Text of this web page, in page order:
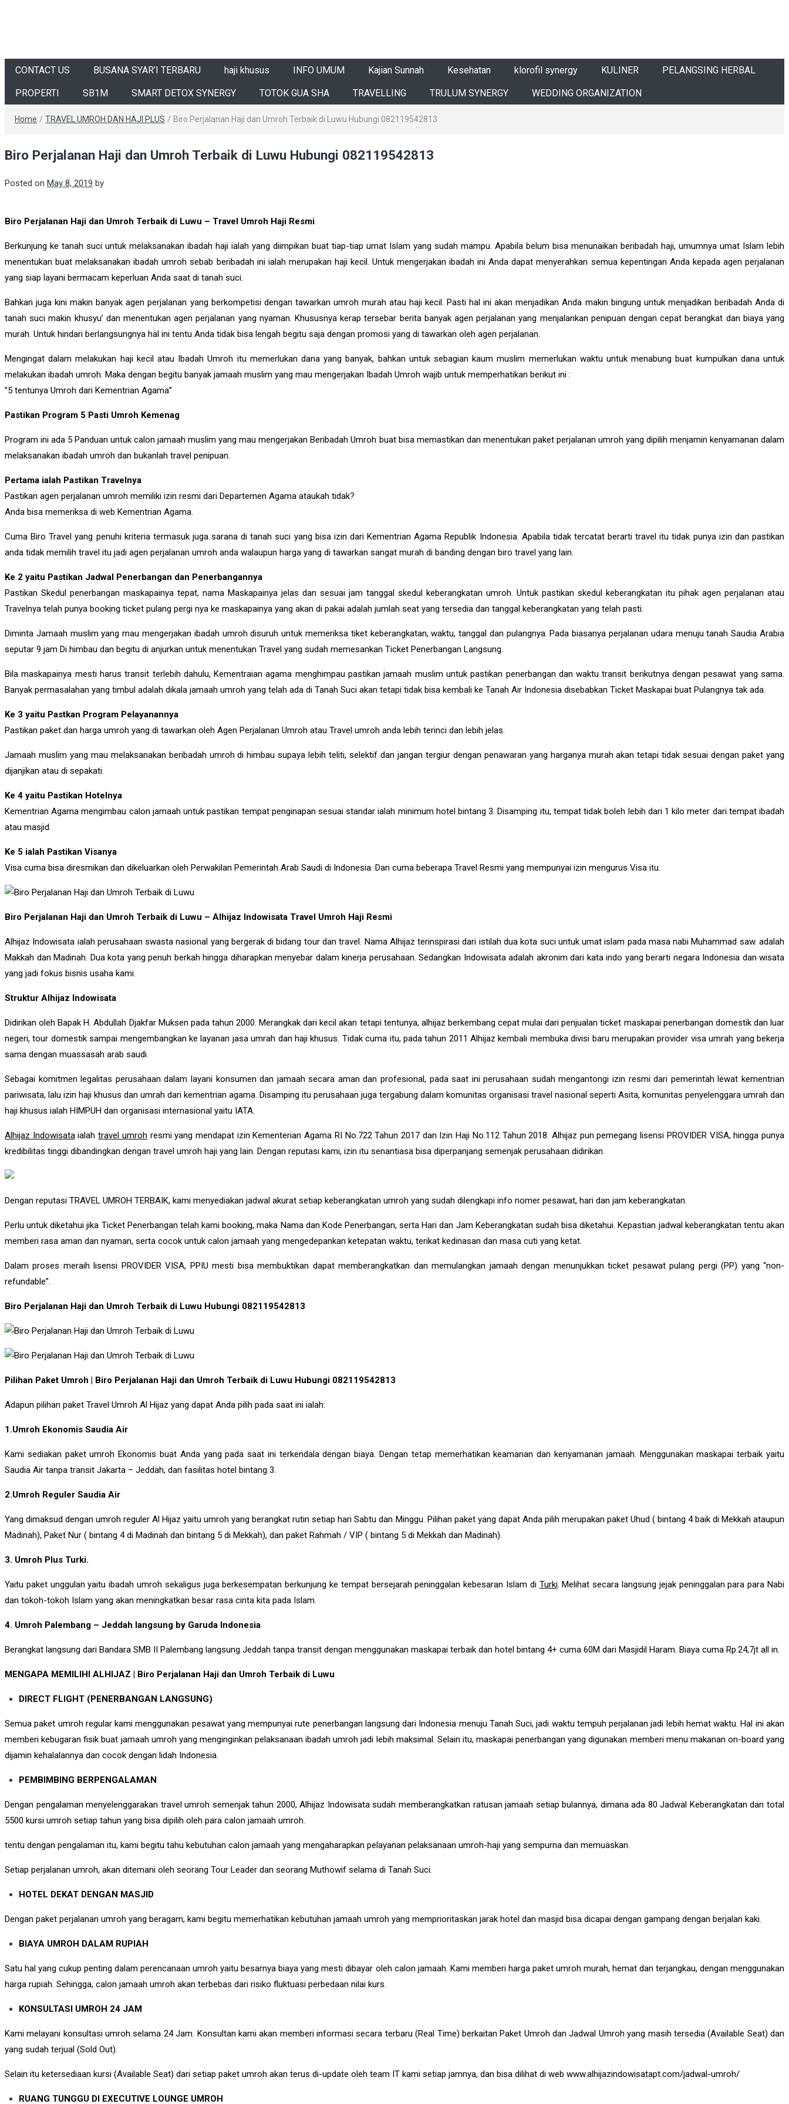
CONTACT US BUSANA SYAR’I TERBARU haji khusus INFO UMUM Kajian Sunnah Kesehatan klorofil synergy KULINER PELANGSING HERBAL
PROPERTI SB1M SMART DETOX SYNERGY TOTOK GUA SHA TRAVELLING TRULUM SYNERGY WEDDING ORGANIZATION
Home / TRAVEL UMROH DAN HAJI PLUS / Biro Perjalanan Haji dan Umroh Terbaik di Luwu Hubungi 082119542813
Biro Perjalanan Haji dan Umroh Terbaik di Luwu Hubungi 082119542813
Posted on May 8, 2019 by
Biro Perjalanan Haji dan Umroh Terbaik di Luwu – Travel Umroh Haji Resmi
Berkunjung ke tanah suci untuk melaksanakan ibadah haji ialah yang diimpikan buat tiap-tiap umat Islam yang sudah mampu. Apabila belum bisa menunaikan beribadah haji, umumnya umat Islam lebih
menentukan buat melaksanakan ibadah umroh sebab beribadah ini ialah merupakan haji kecil. Untuk mengerjakan ibadah ini Anda dapat menyerahkan semua kepentingan Anda kepada agen perjalanan
yang siap layani bermacam keperluan Anda saat di tanah suci.
Bahkan juga kini makin banyak agen perjalanan yang berkompetisi dengan tawarkan umroh murah atau haji kecil. Pasti hal ini akan menjadikan Anda makin bingung untuk menjadikan beribadah Anda di
tanah suci makin khusyu’ dan menentukan agen perjalanan yang nyaman. Khususnya kerap tersebar berita banyak agen perjalanan yang menjalankan penipuan dengan cepat berangkat dan biaya yang
murah. Untuk hindari berlangsungnya hal ini tentu Anda tidak bisa lengah begitu saja dengan promosi yang di tawarkan oleh agen perjalanan.
Mengingat dalam melakukan haji kecil atau Ibadah Umroh itu memerlukan dana yang banyak, bahkan untuk sebagian kaum muslim memerlukan waktu untuk menabung buat kumpulkan dana untuk
melakukan ibadah umroh. Maka dengan begitu banyak jamaah muslim yang mau mengerjakan Ibadah Umroh wajib untuk memperhatikan berikut ini :
”5 tentunya Umroh dari Kementrian Agama”
Pastikan Program 5 Pasti Umroh Kemenag
Program ini ada 5 Panduan untuk calon jamaah muslim yang mau mengerjakan Beribadah Umroh buat bisa memastikan dan menentukan paket perjalanan umroh yang dipilih menjamin kenyamanan dalam
melaksanakan ibadah umroh dan bukanlah travel penipuan.
Pertama ialah Pastikan Travelnya
Pastikan agen perjalanan umroh memiliki izin resmi dari Departemen Agama ataukah tidak?
Anda bisa memeriksa di web Kementrian Agama.
Cuma Biro Travel yang penuhi kriteria termasuk juga sarana di tanah suci yang bisa izin dari Kementrian Agama Republik Indonesia. Apabila tidak tercatat berarti travel itu tidak punya izin dan pastikan
anda tidak memilih travel itu jadi agen perjalanan umroh anda walaupun harga yang di tawarkan sangat murah di banding dengan biro travel yang lain.
Ke 2 yaitu Pastikan Jadwal Penerbangan dan Penerbangannya
Pastikan Skedul penerbangan maskapainya tepat, nama Maskapainya jelas dan sesuai jam tanggal skedul keberangkatan umroh. Untuk pastikan skedul keberangkatan itu pihak agen perjalanan atau
Travelnya telah punya booking ticket pulang pergi nya ke maskapainya yang akan di pakai adalah jumlah seat yang tersedia dan tanggal keberangkatan yang telah pasti.
Diminta Jamaah muslim yang mau mengerjakan ibadah umroh disuruh untuk memeriksa tiket keberangkatan, waktu, tanggal dan pulangnya. Pada biasanya perjalanan udara menuju tanah Saudia Arabia
seputar 9 jam Di himbau dan begitu di anjurkan untuk menentukan Travel yang sudah memesankan Ticket Penerbangan Langsung.
Bila maskapainya mesti harus transit terlebih dahulu, Kementraian agama menghimpau pastikan jamaah muslim untuk pastikan penerbangan dan waktu transit berikutnya dengan pesawat yang sama.
Banyak permasalahan yang timbul adalah dikala jamaah umroh yang telah ada di Tanah Suci akan tetapi tidak bisa kembali ke Tanah Air Indonesia disebabkan Ticket Maskapai buat Pulangnya tak ada.
Ke 3 yaitu Pastkan Program Pelayanannya
Pastikan paket dan harga umroh yang di tawarkan oleh Agen Perjalanan Umroh atau Travel umroh anda lebih terinci dan lebih jelas.
Jamaah muslim yang mau melaksanakan beribadah umroh di himbau supaya lebih teliti, selektif dan jangan tergiur dengan penawaran yang harganya murah akan tetapi tidak sesuai dengan paket yang
dijanjikan atau di sepakati.
Ke 4 yaitu Pastikan Hotelnya
Kementrian Agama mengimbau calon jamaah untuk pastikan tempat penginapan sesuai standar ialah minimum hotel bintang 3. Disamping itu, tempat tidak boleh lebih dari 1 kilo meter dari tempat ibadah
atau masjid.
Ke 5 ialah Pastikan Visanya
Visa cuma bisa diresmikan dan dikeluarkan oleh Perwakilan Pemerintah Arab Saudi di Indonesia. Dan cuma beberapa Travel Resmi yang mempunyai izin mengurus Visa itu.
Biro Perjalanan Haji dan Umroh Terbaik di Luwu – Alhijaz Indowisata Travel Umroh Haji Resmi
Alhijaz Indowisata ialah perusahaan swasta nasional yang bergerak di bidang tour dan travel. Nama Alhijaz terinspirasi dari istilah dua kota suci untuk umat islam pada masa nabi Muhammad saw. adalah
Makkah dan Madinah. Dua kota yang penuh berkah hingga diharapkan menyebar dalam kinerja perusahaan. Sedangkan Indowisata adalah akronim dari kata indo yang berarti negara Indonesia dan wisata
yang jadi fokus bisnis usaha kami.
Struktur Alhijaz Indowisata
Didirikan oleh Bapak H. Abdullah Djakfar Muksen pada tahun 2000. Merangkak dari kecil akan tetapi tentunya, alhijaz berkembang cepat mulai dari penjualan ticket maskapai penerbangan domestik dan luar
negeri, tour domestik sampai mengembangkan ke layanan jasa umrah dan haji khusus. Tidak cuma itu, pada tahun 2011 Alhijaz kembali membuka divisi baru merupakan provider visa umrah yang bekerja
sama dengan muassasah arab saudi.
Sebagai komitmen legalitas perusahaan dalam layani konsumen dan jamaah secara aman dan profesional, pada saat ini perusahaan sudah mengantongi izin resmi dari pemerintah lewat kementrian
pariwisata, lalu izin haji khusus dan umrah dari kementrian agama. Disamping itu perusahaan juga tergabung dalam komunitas organisasi travel nasional seperti Asita, komunitas penyelenggara umrah dan
haji khusus ialah HIMPUH dan organisasi internasional yaitu IATA.
Alhijaz Indowisataialahtravel umroh resmi yang mendapat izin Kementerian Agama RI No.722 Tahun 2017 dan Izin Haji No.112 Tahun 2018. Alhijaz pun pemegang lisensi PROVIDER VISA, hingga punya
kredibilitas tinggi dibandingkan dengan travel umroh haji yang lain. Dengan reputasi kami, izin itu senantiasa bisa diperpanjang semenjak perusahaan didirikan.
Dengan reputasi TRAVEL UMROH TERBAIK, kami menyediakan jadwal akurat setiap keberangkatan umroh yang sudah dilengkapi info nomer pesawat, hari dan jam keberangkatan.
Perlu untuk diketahui jika Ticket Penerbangan telah kami booking, maka Nama dan Kode Penerbangan, serta Hari dan Jam Keberangkatan sudah bisa diketahui. Kepastian jadwal keberangkatan tentu akan
memberi rasa aman dan nyaman, serta cocok untuk calon jamaah yang mengedepankan ketepatan waktu, terikat kedinasan dan masa cuti yang ketat.
Dalam proses meraih lisensi PROVIDER VISA, PPIU mesti bisa membuktikan dapat memberangkatkan dan memulangkan jamaah dengan menunjukkan ticket pesawat pulang pergi (PP) yang “non-
refundable”.
Biro Perjalanan Haji dan Umroh Terbaik di Luwu Hubungi 082119542813
Pilihan Paket Umroh | Biro Perjalanan Haji dan Umroh Terbaik di Luwu Hubungi 082119542813
Adapun pilihan paket Travel Umroh Al Hijaz yang dapat Anda pilih pada saat ini ialah:
1.Umroh Ekonomis Saudia Air
Kami sediakan paket umroh Ekonomis buat Anda yang pada saat ini terkendala dengan biaya. Dengan tetap memerhatikan keamanan dan kenyamanan jamaah. Menggunakan maskapai terbaik yaitu
Saudia Air tanpa transit Jakarta – Jeddah, dan fasilitas hotel bintang 3.
2.Umroh Reguler Saudia Air
Yang dimaksud dengan umroh reguler Al Hijaz yaitu umroh yang berangkat rutin setiap hari Sabtu dan Minggu. Pilihan paket yang dapat Anda pilih merupakan paket Uhud ( bintang 4 baik di Mekkah ataupun
Madinah), Paket Nur ( bintang 4 di Madinah dan bintang 5 di Mekkah), dan paket Rahmah / VIP ( bintang 5 di Mekkah dan Madinah).
3. Umroh Plus Turki.
Yaitu paket unggulan yaitu ibadah umroh sekaligus juga berkesempatan berkunjung ke tempat bersejarah peninggalan kebesaran Islam di Turki. Melihat secara langsung jejak peninggalan para para Nabi
dan tokoh-tokoh Islam yang akan meningkatkan besar rasa cinta kita pada Islam.
4. Umroh Palembang – Jeddah langsung by Garuda Indonesia
Berangkat langsung dari Bandara SMB II Palembang langsung Jeddah tanpa transit dengan menggunakan maskapai terbaik dan hotel bintang 4+ cuma 60M dari Masjidil Haram. Biaya cuma Rp.24,7jt all in.
MENGAPA MEMILIHI ALHIJAZ | Biro Perjalanan Haji dan Umroh Terbaik di Luwu
DIRECT FLIGHT (PENERBANGAN LANGSUNG)
Semua paket umroh regular kami menggunakan pesawat yang mempunyai rute penerbangan langsung dari Indonesia menuju Tanah Suci, jadi waktu tempuh perjalanan jadi lebih hemat waktu. Hal ini akan
memberi kebugaran fisik buat jamaah umroh yang menginginkan pelaksanaan ibadah umroh jadi lebih maksimal. Selain itu, maskapai penerbangan yang digunakan memberi menu makanan on-board yang
dijamin kehalalannya dan cocok dengan lidah Indonesia.
PEMBIMBING BERPENGALAMAN
Dengan pengalaman menyelenggarakan travel umroh semenjak tahun 2000, Alhijaz Indowisata sudah memberangkatkan ratusan jamaah setiap bulannya, dimana ada 80 Jadwal Keberangkatan dan total
5500 kursi umroh setiap tahun yang bisa dipilih oleh para calon jamaah umroh.
tentu dengan pengalaman itu, kami begitu tahu kebutuhan calon jamaah yang mengaharapkan pelayanan pelaksanaan umroh-haji yang sempurna dan memuaskan.
Setiap perjalanan umroh, akan ditemani oleh seorang Tour Leader dan seorang Muthowif selama di Tanah Suci.
HOTEL DEKAT DENGAN MASJID
Dengan paket perjalanan umroh yang beragam, kami begitu memerhatikan kebutuhan jamaah umroh yang memprioritaskan jarak hotel dan masjid bisa dicapai dengan gampang dengan berjalan kaki.
BIAYA UMROH DALAM RUPIAH
Satu hal yang cukup penting dalam perencanaan umroh yaitu besarnya biaya yang mesti dibayar oleh calon jamaah. Kami memberi harga paket umroh murah, hemat dan terjangkau, dengan menggunakan
harga rupiah. Sehingga, calon jamaah umroh akan terbebas dari risiko fluktuasi perbedaan nilai kurs.
KONSULTASI UMROH 24 JAM
Kami melayani konsultasi umroh selama 24 Jam. Konsultan kami akan memberi informasi secara terbaru (Real Time) berkaitan Paket Umroh dan Jadwal Umroh yang masih tersedia (Available Seat) dan
yang sudah terjual (Sold Out).
Selain itu ketersediaan kursi (Available Seat) dari setiap paket umroh akan terus di-update oleh team IT kami setiap jamnya, dan bisa dilihat di web www.alhijazindowisatapt.com/jadwal-umroh/
RUANG TUNGGU DI EXECUTIVE LOUNGE UMROH